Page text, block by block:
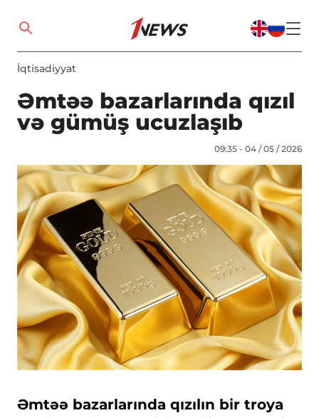
İqtisadiyyat
Əmtəə bazarlarında qızıl
və gümüş ucuzlaşıb
09:35 - 04 / 05 / 2026
Əmtəə bazarlarında qızılın bir troya